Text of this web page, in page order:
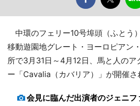
中環のフェリー10号埠頭（ふとう
移動遊園地グレート・ヨーロピアン
所で3月31日～4月12日、馬と人のア
ー「Cavalia（カバリア）」が開催さ
会見に臨んだ出演者のジェニフ